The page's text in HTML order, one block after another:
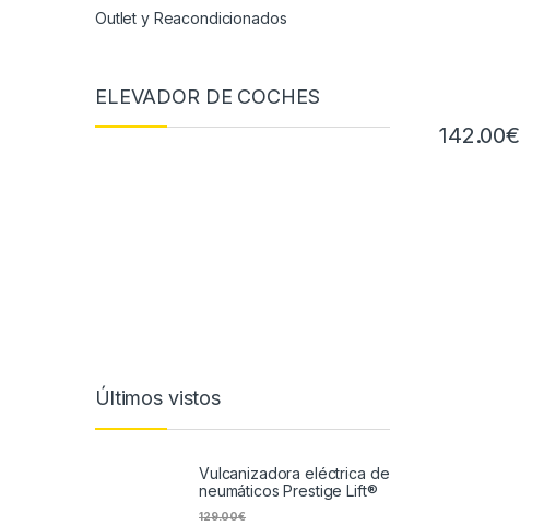
142.00€
Outlet y Reacondicionados
ELEVADOR DE COCHES
Últimos vistos
Vulcanizadora eléctrica de
neumáticos Prestige Lift®
129.00€